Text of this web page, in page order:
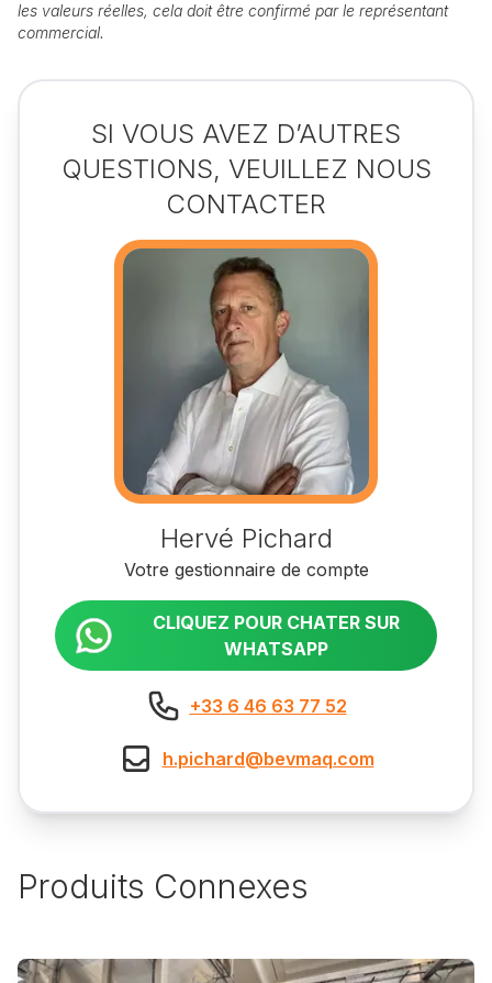
les valeurs réelles, cela doit être confirmé par le représentant
commercial.
SI VOUS AVEZ D’AUTRES
QUESTIONS, VEUILLEZ NOUS
CONTACTER
Hervé Pichard
Votre gestionnaire de compte
CLIQUEZ POUR CHATER SUR
WHATSAPP
+33 6 46 63 77 52
h.pichard@bevmaq.com
Produits Connexes